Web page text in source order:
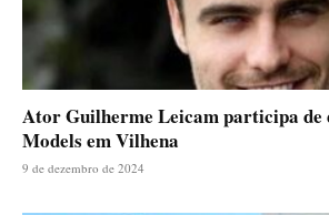
Ator Guilherme Leicam participa de
Models em Vilhena
9 de dezembro de 2024